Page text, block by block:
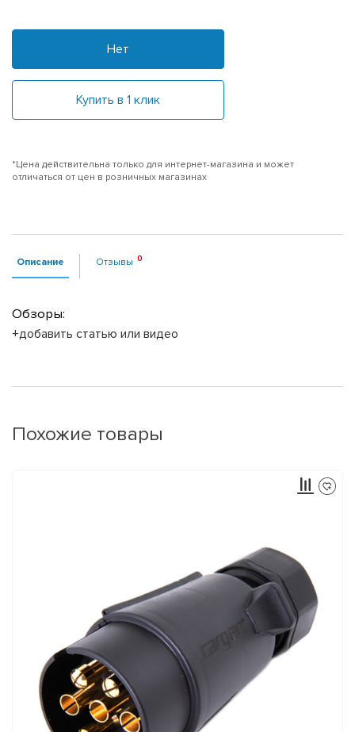
Нет
Купить в 1 клик
*Цена действительна только для интернет-магазина и может
отличаться от цен в розничных магазинах
Описание Отзывы
Обзоры:
+добавить статью или видео
Похожие товары